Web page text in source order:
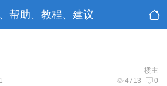
帮助、教程、建议
楼主
4713 0